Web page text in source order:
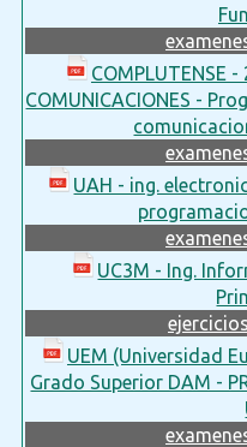
COMPLUTENSE -
COMUNICACIONES -
UAH - ing.
UC3M - Ing.
UEM (Universidad
Grado Superior DAM -